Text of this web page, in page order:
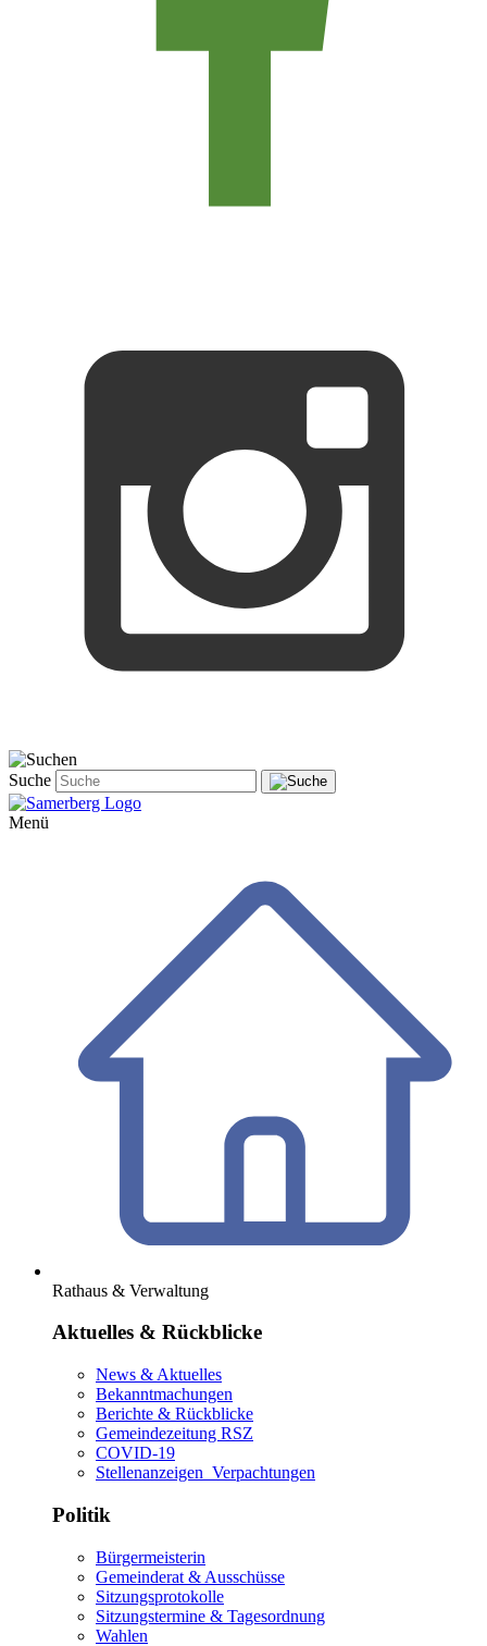
Suche
Menü
Rathaus & Verwaltung
Aktuelles & Rückblicke
News & Aktuelles
Bekanntmachungen
Berichte & Rückblicke
Gemeindezeitung RSZ
COVID-19
Stellenanzeigen_Verpachtungen
Politik
Bürgermeisterin
Gemeinderat & Ausschüsse
Sitzungsprotokolle
Sitzungstermine & Tagesordnung
Wahlen